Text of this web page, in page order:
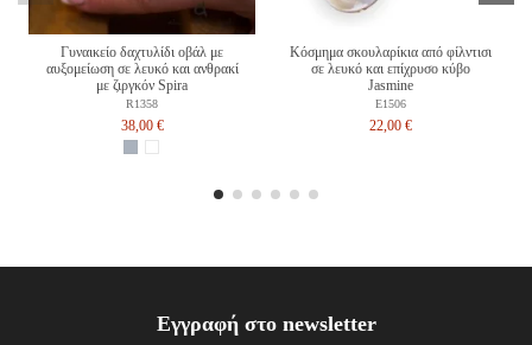
Γυναικείο δαχτυλίδι οβάλ με
αυξομείωση σε λευκό και ανθρακί
με ζιργκόν Spira
R1358
38,00 €
Κόσμημα σκουλαρίκια από φίλντισι
σε λευκό και επίχρυσο κύβο
Jasmine
E1506
22,00 €
Εγγραφή στο newsletter